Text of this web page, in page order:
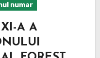
numar
A A